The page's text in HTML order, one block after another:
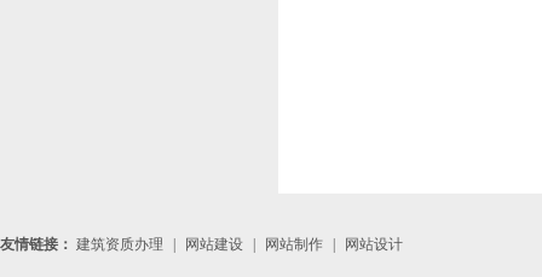
友情链接： 建筑资质办理 网站建设 网站制作 网站设计